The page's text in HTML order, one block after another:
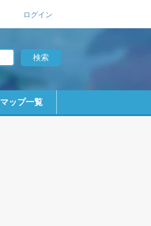
ログイン
マップ一覧